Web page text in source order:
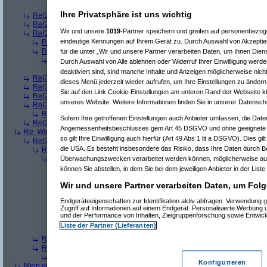
Re(2): Welches ETWAS hab ihr bekommen..(q.e.d.
Re(2): Welches ETWAS hab ihr bekommen..
Re(2): Welches ETWAS hab ihr bekommen.. (bart99am 23.12.2008,
Re(3): Welches ETWAS hab ihr bekommen..(playazam 23.12.2008,
Re(3): Welches ETWAS hab ihr bekommen..(monster23am
Re(4): Welches ETWAS hab ihr bekommen..(bart99am
Re(5): Welches ETWAS hab ihr bekommen..(monster23am
Re(2): Welches ETWAS hab ihr bekommen..
female
am 23.12.2008,
Re(2): Welches ETWAS hab ihr bekommen..
am
Re(2): Welches ETWAS hab ihr bekommen..(playaz am 23.12.2008,
Re(2): Welches ETWAS hab ihr bekommen.. (Ardjanam 23.12.2008,
Re(3): Welches ETWAS hab ihr bekommen.. ( monster23
am
Re(2): Welches ETWAS hab ihr bekommen..(User284 am 23.12.2008,
Re: Welches ETWAS hab ihr bekommen..(Diallam 23.12.2008, 09:01:20)
Re(2): Welches ETWAS hab ihr bekommen..(ddrobescham
Re(3): Welches ETWAS hab ihr bekommen..(q.e.d. am 23.12.2008,
Re(4): Welches ETWAS hab ihr bekommen..(Games2Gameam
Re(5): Welches ETWAS hab ihr bekommen..( ddrobescham
Re(5): Welches ETWAS hab ihr bekommen.. (q.e.d.am
Re(7): Welches ETWAS hab ihr bekommen..( q.e.d.am
Re(8): Welches ETWAS hab ihr bekommen..(
Re(9): Welches ETWAS hab ihr bekommen..
Re(5): Welches ETWAS hab ihr bekommen..
Re(3): Welches ETWAS hab ihr bekommen..
Re(3): Welches ETWAS hab ihr bekommen..
Ihre Privatsphäre ist uns wichtig
Wir und unsere 1019-Partner speichern und greifen auf
eindeutige Kennungen auf Ihrem Gerät zu. Durch Auswahl von
für die unter „Wir und unsere Partner verarbeiten Daten, um Ihnen
Durch Auswahl von Alle ablehnen oder Widerruf Ihrer Einwilligung
deaktiviert sind, sind manche Inhalte und Anzeigen möglicherweise
dieses Menü jederzeit wieder aufrufen, um Ihre Einstellungen zu
Sie auf den Link Cookie-Einstellungen am unteren Rand der Webseite
unseres Website. Weitere Informationen finden Sie in unserer
Sofern Ihre getroffenen Einstellungen auch Anbieter umfassen, die
Angemessenheitsbeschlusses gem Art 45 DSGVO und ohne
so gilt Ihre Einwilligung auch hierfür (Art 49 Abs 1 lit a DSGVO). Dies
die USA. Es besteht insbesondere das Risiko, dass Ihre Daten durch
Überwachungszwecken verarbeitet werden können, möglicherweise
können Sie abstellen, in dem Sie bei dem jeweiligen Anbieter in der
Wir und unsere Partner verarbeiten Daten, um
Endgeräteeigenschaften zur Identifikation aktiv abfragen. Verwendung
Zugriff auf Informationen auf einem Endgerät. Personalisierte Werbung
und der Performance von Inhalten, Zielgruppenforschung sowie
Liste der Partner (Lieferanten)
Konfigurieren